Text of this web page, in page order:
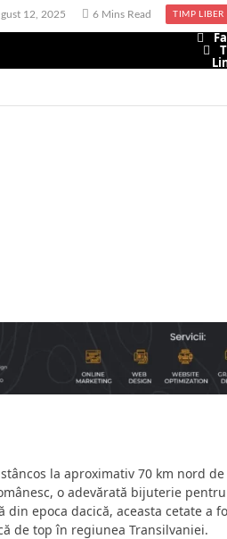
12, 2025 6 Mins Read TIMP LIBER
la aproximativ 70 km nord de
o adevărată bijuterie
din epoca dacică, aceasta cetate
de top în regiunea Transilvaniei.